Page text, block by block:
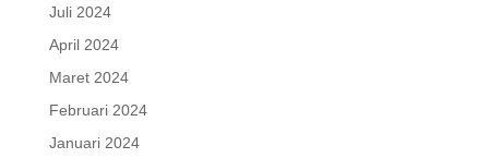
Juli 2024
April 2024
Maret 2024
Februari 2024
Januari 2024